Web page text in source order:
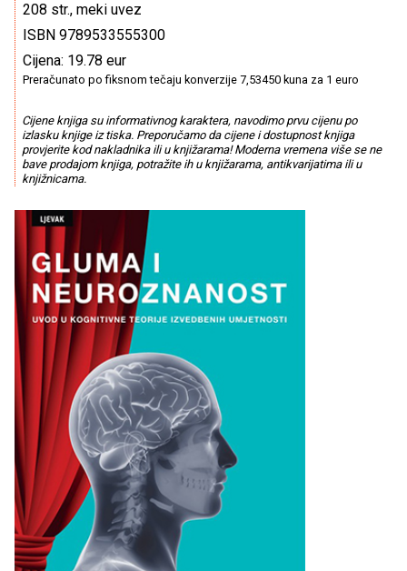
208 str., meki uvez
ISBN 9789533555300
Cijena: 19.78 eur
Preračunato po fiksnom tečaju konverzije 7,53450 kuna za 1 euro
Cijene knjiga su informativnog karaktera, navodimo prvu cijenu po
izlasku knjige iz tiska. Preporučamo da cijene i dostupnost knjiga
provjerite kod nakladnika ili u knjižarama! Moderna vremena više se ne
bave prodajom knjiga, potražite ih u knjižarama, antikvarijatima ili u
knjižnicama.